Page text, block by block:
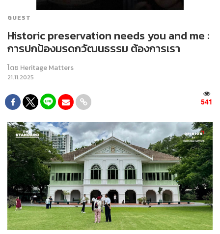
GUEST
Historic preservation needs you and me :
การปกป้องมรดกวัฒนธรรม ต้องการเรา
โดย Heritage Matters
21.11.2025
541